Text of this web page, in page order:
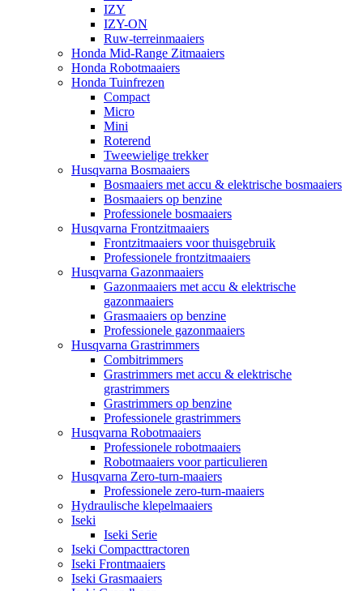
IZY
IZY-ON
Ruw-terreinmaaiers
Honda Mid-Range Zitmaaiers
Honda Robotmaaiers
Honda Tuinfrezen
Compact
Micro
Mini
Roterend
Tweewielige trekker
Husqvarna Bosmaaiers
Bosmaaiers met accu & elektrische bosmaaiers
Bosmaaiers op benzine
Professionele bosmaaiers
Husqvarna Frontzitmaaiers
Frontzitmaaiers voor thuisgebruik
Professionele frontzitmaaiers
Husqvarna Gazonmaaiers
Gazonmaaiers met accu & elektrische
gazonmaaiers
Grasmaaiers op benzine
Professionele gazonmaaiers
Husqvarna Grastrimmers
Combitrimmers
Grastrimmers met accu & elektrische
grastrimmers
Grastrimmers op benzine
Professionele grastrimmers
Husqvarna Robotmaaiers
Professionele robotmaaiers
Robotmaaiers voor particulieren
Husqvarna Zero-turn-maaiers
Professionele zero-turn-maaiers
Hydraulische klepelmaaiers
Iseki
Iseki Serie
Iseki Compacttractoren
Iseki Frontmaaiers
Iseki Grasmaaiers